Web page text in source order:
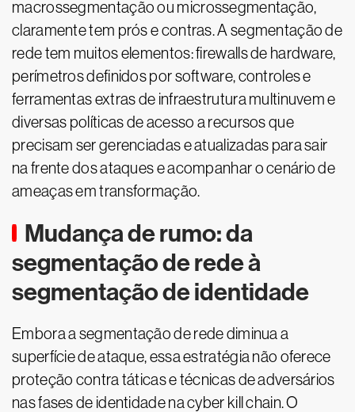
macrossegmentação ou microssegmentação,
claramente tem prós e contras. A segmentação de
rede tem muitos elementos: firewalls de hardware,
perímetros definidos por software, controles e
ferramentas extras de infraestrutura multinuvem e
diversas políticas de acesso a recursos que
precisam ser gerenciadas e atualizadas para sair
na frente dos ataques e acompanhar o cenário de
ameaças em transformação.
Mudança de rumo: da
segmentação de rede à
segmentação de identidade
Embora a segmentação de rede diminua a
superfície de ataque, essa estratégia não oferece
proteção contra táticas e técnicas de adversários
nas fases de identidade na cyber kill chain. O